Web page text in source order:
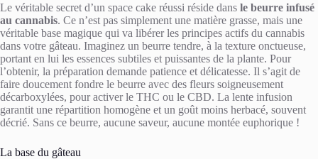
Le véritable secret d’un space cake réussi réside dans le beurre infusé
au cannabis. Ce n’est pas simplement une matière grasse, mais une
véritable base magique qui va libérer les principes actifs du cannabis
dans votre gâteau. Imaginez un beurre tendre, à la texture onctueuse,
portant en lui les essences subtiles et puissantes de la plante. Pour
l’obtenir, la préparation demande patience et délicatesse. Il s’agit de
faire doucement fondre le beurre avec des fleurs soigneusement
décarboxylées, pour activer le THC ou le CBD. La lente infusion
garantit une répartition homogène et un goût moins herbacé, souvent
décrié. Sans ce beurre, aucune saveur, aucune montée euphorique !
La base du gâteau